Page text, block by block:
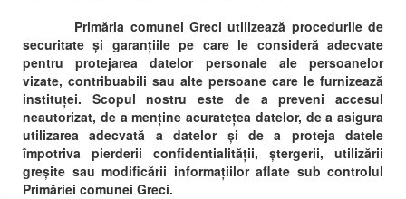
Primăria comunei Greci utilizează procedurile de
securitate și garanțiile pe care le consideră adecvate
pentru protejarea datelor personale ale persoanelor
vizate, contribuabili sau alte persoane care le furnizează
instituței. Scopul nostru este de a preveni accesul
neautorizat, de a menține acuratețea datelor, de a asigura
utilizarea adecvată a datelor și de a proteja datele
împotriva pierderii confidentialității, ștergerii, utilizării
greșite sau modificării informațiilor aflate sub controlul
Primăriei comunei Greci.